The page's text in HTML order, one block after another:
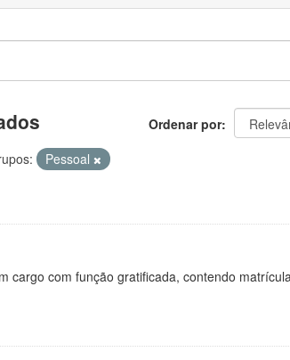
Ordenar por
Pessoal
cargo com função gratificada, contendo